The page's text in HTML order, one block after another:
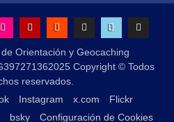
de
Orientación y Geocaching
Copyright © Todos
reservados.
Instagram x.com
Flickr
bsky Configuración de Cookies